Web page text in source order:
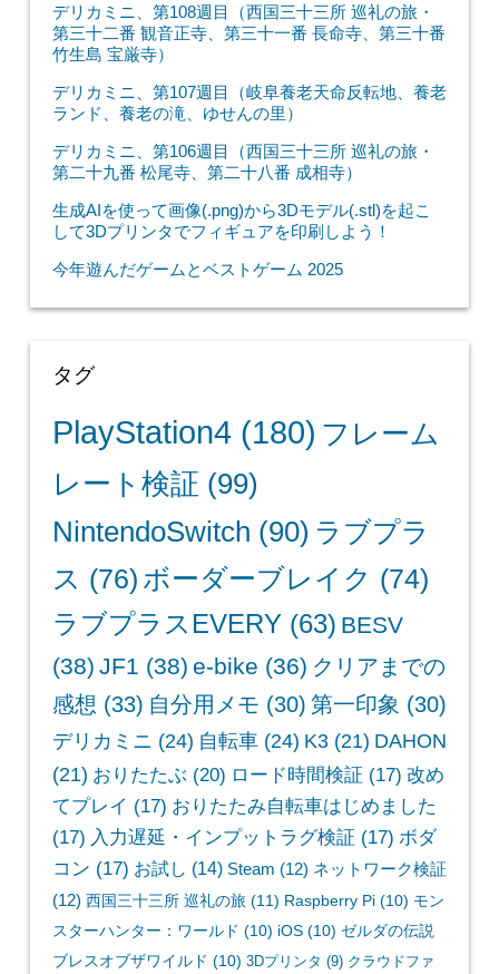
デリカミニ、第108週目（西国三十三所 巡礼の旅・
第三十二番 観音正寺、第三十一番 長命寺、第三十番
竹生島 宝厳寺）
デリカミニ、第107週目（岐阜養老天命反転地、養老
ランド、養老の滝、ゆせんの里）
デリカミニ、第106週目（西国三十三所 巡礼の旅・
第二十九番 松尾寺、第二十八番 成相寺）
生成AIを使って画像(.png)から3Dモデル(.stl)を起こ
して3Dプリンタでフィギュアを印刷しよう！
今年遊んだゲームとベストゲーム 2025
タグ
PlayStation4(180) フレーム
レート検証 (99)
NintendoSwitch (90) ラブプラ
ス (76) ボーダーブレイク (74)
ラブプラスEVERY(63) BESV
(38) JF1 (38) e-bike (36) クリアまでの
感想 (33) 自分用メモ (30) 第一印象 (30)
デリカミニ (24) 自転車(24) K3(21) DAHON
(21) おりたたぶ (20) ロード時間検証 (17) 改め
てプレイ (17) おりたたみ自転車はじめました
(17) 入力遅延・インプットラグ検証 (17) ボダ
コン (17) お試し (14) Steam (12) ネットワーク検証
(12) 西国三十三所 巡礼の旅(11) Raspberry Pi(10) モン
スターハンター：ワールド (10) iOS(10) ゼルダの伝説
ブレスオブザワイルド (10) 3Dプリンタ (9) クラウドファ